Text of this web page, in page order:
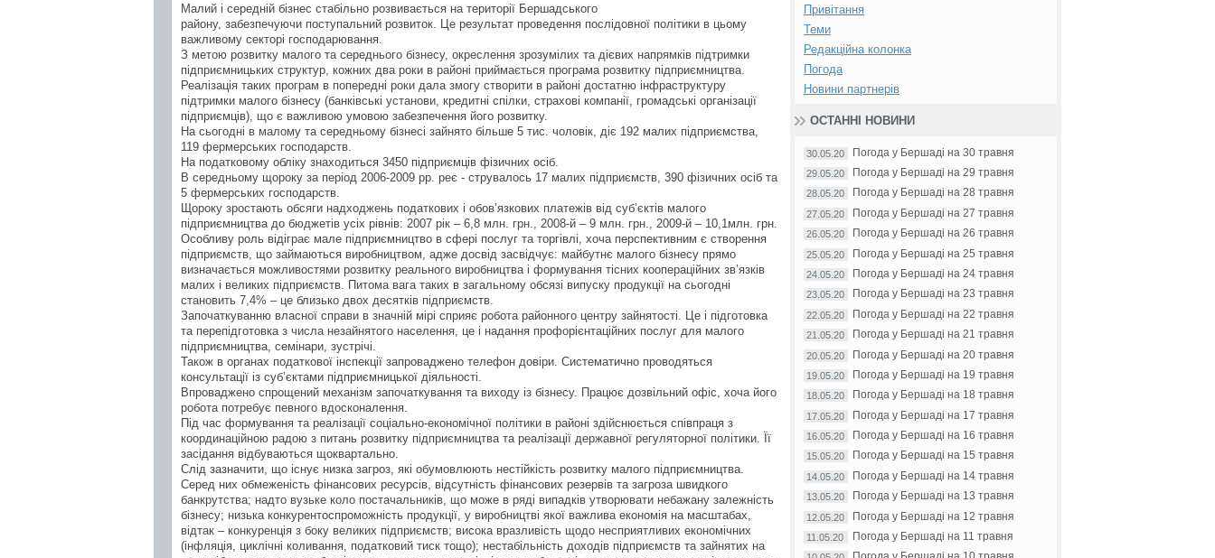
Малий і середній бізнес стабільно розвивається на території Бершадського
району, забезпечуючи поступальний розвиток. Це результат проведення послідовної політики в цьому
важливому секторі господарювання.
З метою розвитку малого та середнього бізнесу, окреслення зрозумілих та дієвих напрямків підтримки
підприємницьких структур, кожних два роки в районі приймається програма розвитку підприємництва.
Реалізація таких програм в попередні роки дала змогу створити в районі достатню інфраструктуру
підтримки малого бізнесу (банківські установи, кредитні спілки, страхові компанії, громадські організації
підприємців), що є важливою умовою забезпечення його розвитку.
На сьогодні в малому та середньому бізнесі зайнято більше 5 тис. чоловік, діє 192 малих підприємства,
119 фермерських господарств.
На податковому обліку знаходиться 3450 підприємців фізичних осіб.
В середньому щороку за період 2006-2009 рр. реє - струвалось 17 малих підприємств, 390 фізичних осіб та
5 фермерських господарств.
Щороку зростають обсяги надходжень податкових і обов’язкових платежів від суб’єктів малого
підприємництва до бюджетів усіх рівнів: 2007 рік – 6,8 млн. грн., 2008-й – 9 млн. грн., 2009-й – 10,1млн. грн.
Особливу роль відіграє мале підприємництво в сфері послуг та торгівлі, хоча перспективним є створення
підприємств, що займаються виробництвом, адже досвід засвідчує: майбутнє малого бізнесу прямо
визначається можливостями розвитку реального виробництва і формування тісних коопераційних зв’язків
малих і великих підприємств. Питома вага таких в загальному обсязі випуску продукції на сьогодні
становить 7,4% – це близько двох десятків підприємств.
Започаткуванню власної справи в значній мірі сприяє робота районного центру зайнятості. Це і підготовка
та перепідготовка з числа незайнятого населення, це і надання профорієнтаційних послуг для малого
підприємництва, семінари, зустрічі.
Також в органах податкової інспекції запроваджено телефон довіри. Систематично проводяться
консультації із суб’єктами підприємницької діяльності.
Впроваджено спрощений механізм започаткування та виходу із бізнесу. Працює дозвільний офіс, хоча його
робота потребує певного вдосконалення.
Під час формування та реалізації соціально-економічної політики в районі здійснюється співпраця з
координаційною радою з питань розвитку підприємництва та реалізації державної регуляторної політики. Її
засідання відбуваються щоквартально.
Слід зазначити, що існує низка загроз, які обумовлюють нестійкість розвитку малого підприємництва.
Серед них обмеженість фінансових ресурсів, відсутність фінансових резервів та загроза швидкого
банкрутства; надто вузьке коло постачальників, що може в ряді випадків утворювати небажану залежність
бізнесу; низька конкурентоспроможність продукції, у виробництві якої важлива економія на масштабах,
відтак – конкуренція з боку великих підприємств; висока вразливість щодо несприятливих економічних
(інфляція, циклічні коливання, податковий тиск тощо); нестабільність доходів підприємств та зайнятих на
Привітання
Теми
Редакційна колонка
Погода
Новини партнерів
ОСТАННІ НОВИНИ
30.05.20 Погода у Бершаді на 30 травня
29.05.20 Погода у Бершаді на 29 травня
28.05.20 Погода у Бершаді на 28 травня
27.05.20 Погода у Бершаді на 27 травня
26.05.20 Погода у Бершаді на 26 травня
25.05.20 Погода у Бершаді на 25 травня
24.05.20 Погода у Бершаді на 24 травня
23.05.20 Погода у Бершаді на 23 травня
22.05.20 Погода у Бершаді на 22 травня
21.05.20 Погода у Бершаді на 21 травня
20.05.20 Погода у Бершаді на 20 травня
19.05.20 Погода у Бершаді на 19 травня
18.05.20 Погода у Бершаді на 18 травня
17.05.20 Погода у Бершаді на 17 травня
16.05.20 Погода у Бершаді на 16 травня
15.05.20 Погода у Бершаді на 15 травня
14.05.20 Погода у Бершаді на 14 травня
13.05.20 Погода у Бершаді на 13 травня
12.05.20 Погода у Бершаді на 12 травня
11.05.20 Погода у Бершаді на 11 травня